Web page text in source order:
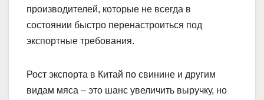
производителей, которые не всегда в
состоянии быстро перенастроиться под
экспортные требования.
Рост экспорта в Китай по свинине и другим
видам мяса – это шанс увеличить выручку, но